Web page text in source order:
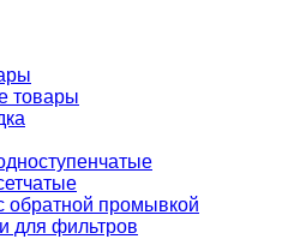
товары
обратной промывкой
для фильтров